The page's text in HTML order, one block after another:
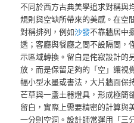
不同於西方古典美學追求對稱與
規則與空缺所帶來的美感。在空
對稱排列，例如沙發不靠牆居中
透；客廳與餐廳之間不設隔間，
示區域轉換。留白是侘寂設計的
放，而是保留足夠的「空」讓視
幅小型水墨或書法，大片牆面保
芒草與一盞土器燈具，形成極簡
留白，實際上需要精密的計算與
一分則空洞。設計師常運用「三